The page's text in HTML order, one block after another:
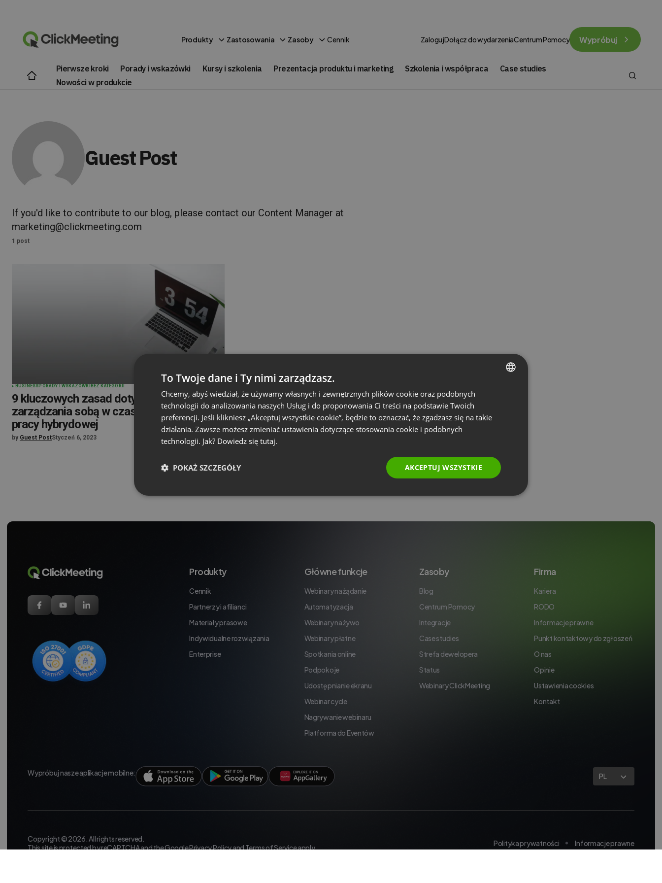
Produkty Zastosowania Zasoby Cennik ZalogujDołącz do wydarzeniaCentrum Pomocy Wypróbuj
Pierwsze kroki Porady i wskazówki Kursy i szkolenia Prezentacja produktu i marketing Szkolenia i współpraca
Case studies
Nowości w produkcie
Guest Post
If you'd like to contribute to our blog, please contact our Content Manager at
marketing@clickmeeting.com
1 post
BUSINESS PORADY I WSKAZÓWKI BEZ KATEGORII
9 kluczowych zasad dotyczących
zarządzania sobą w czasie i organizacji
pracy hybrydowej
by Guest PostStyczeń 6, 2023
Produkty
Cennik
Partnerzy i afilianci
Materiały prasowe
Indywidualne rozwiązania
Enterprise
Główne funkcje
Webinary na żądanie
Automatyzacja
Webinary na żywo
Webinary płatne
Spotkania online
Podpokoje
Udostępnianie ekranu
Webinar cycle
Nagrywanie webinaru
Platforma do Eventów
Zasoby
Blog
Centrum Pomocy
Integracje
Case studies
Strefa dewelopera
Status
Webinary ClickMeeting
Firma
Kariera
RODO
Informacje prawne
Punkt kontaktowy do zgłoszeń
O nas
Opinie
Ustawienia cookies
Kontakt
Wypróbuj nasze aplikacje mobilne: PL
Copyright © 2026. All rights reserved.
This site is protected by reCAPTCHA and the GooglePrivacy PolicyandTerms of Serviceapply. Polityka prywatności Informacje prawne
ENGLISH
FRENCH
RUSSIAN
SPANISH
To Twoje dane i Ty nimi zarządzasz.
Chcemy, abyś wiedział, że używamy własnych i zewnętrznych plików cookie oraz podobnych
technologii do analizowania naszych Usług i do proponowania Ci treści na podstawie Twoich
preferencji. Jeśli klikniesz „Akceptuj wszystkie cookie”, będzie to oznaczać, że zgadzasz się na takie
działania. Zawsze możesz zmieniać ustawienia dotyczące stosowania cookie i podobnych
technologii. Jak? Dowiedz się tutaj.
AKCEPTUJ WSZYSTKIE
POKAŻ SZCZEGÓŁY